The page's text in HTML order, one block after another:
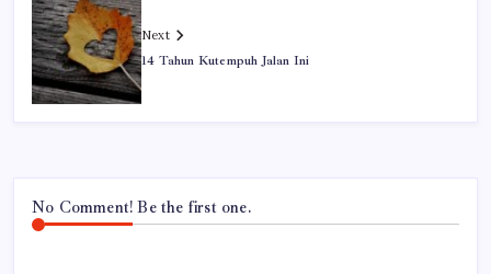
Next
14 Tahun Kutempuh Jalan Ini
No Comment! Be the first one.